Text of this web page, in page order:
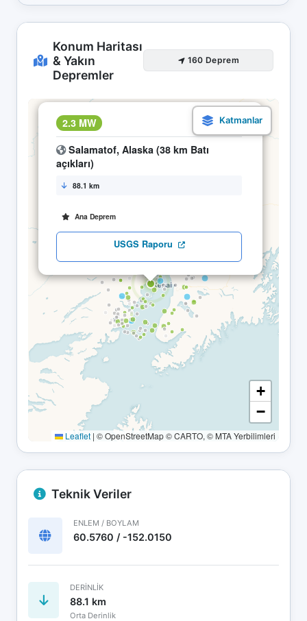
Konum Haritası
& Yakın
Depremler
160 Deprem
2.3 MW 19.04 14:34
Salamatof, Alaska (38 km Batı
açıkları)
88.1 km
Ana Deprem
USGS Raporu
×
+
−
Leaflet | © OpenStreetMap © CARTO, © MTA Yerbilimleri
Teknik Veriler
ENLEM / BOYLAM
60.5760 / -152.0150
DERINLIK
88.1 km
Orta Derinlik